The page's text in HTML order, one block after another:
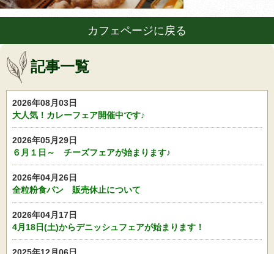
カフェページに戻る
記事一覧
2026年08月03日
大人気！カレーフェア開催中です♪
2026年05月29日
６月１日～ チーズフェアが始まります♪
2026年04月26日
全粒粉食パン 販売休止について
2026年04月17日
4月18日(土)からデニッシュフェアが始まります！